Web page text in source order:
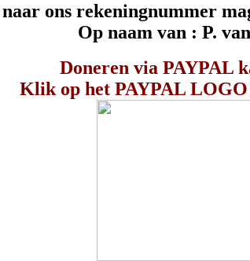
ons rekeningnummer
Op naam van : P.
Doneren via PAYPAL
Klik op het PAYPAL